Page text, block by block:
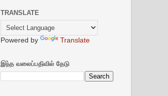
TRANSLATE
Powered by Translate
இந்த வலைப்பதிவில் தேடு